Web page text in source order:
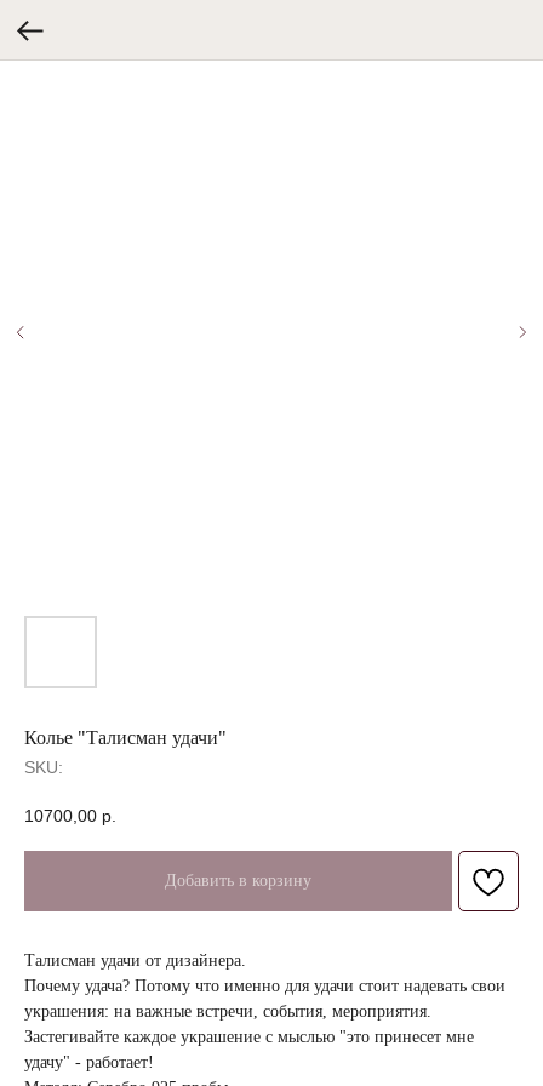
Колье "Талисман удачи"
SKU:
10700,00 р.
Добавить в корзину
Талисман удачи от дизайнера.
Почему удача? Потому что именно для удачи стоит надевать свои
украшения: на важные встречи, события, мероприятия.
Застегивайте каждое украшение с мыслью "это принесет мне
удачу" - работает!